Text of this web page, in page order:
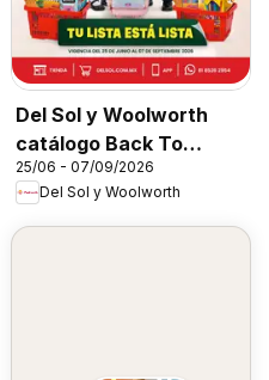
Del Sol y Woolworth
catálogo Back To
School
25/06 - 07/09/2026
Del Sol y Woolworth